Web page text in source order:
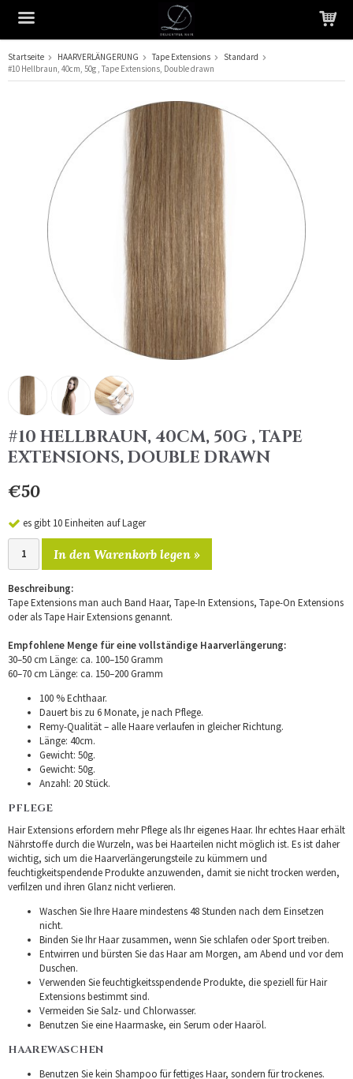
Das Produkt wurde in Ihren Warenkorb gelegt
Startseite HAARVERLÄNGERUNG Tape Extensions
Standard
#10 Hellbraun, 40cm, 50g , Tape Extensions, Double drawn
#10 HELLBRAUN, 40CM, 50G , TAPE
EXTENSIONS, DOUBLE DRAWN
€50
es gibt 10 Einheiten auf Lager
In den Warenkorb legen »
Beschreibung:
Tape Extensions man auch Band Haar, Tape-In Extensions, Tape-On Extensions
oder als Tape Hair Extensions genannt.
Empfohlene Menge für eine vollständige Haarverlängerung:
30–50 cm Länge: ca. 100–150 Gramm
60–70 cm Länge: ca. 150–200 Gramm
100 % Echthaar.
Dauert bis zu 6 Monate, je nach Pflege.
Remy-Qualität – alle Haare verlaufen in gleicher Richtung.
Länge: 40cm.
Gewicht: 50g.
Gewicht: 50g.
Anzahl: 20 Stück.
PFLEGE
Hair Extensions erfordern mehr Pflege als Ihr eigenes Haar. Ihr echtes Haar erhält
Nährstoffe durch die Wurzeln, was bei Haarteilen nicht möglich ist. Es ist daher
wichtig, sich um die Haarverlängerungsteile zu kümmern und
feuchtigkeitspendende Produkte anzuwenden, damit sie nicht trocken werden,
verfilzen und ihren Glanz nicht verlieren.
Waschen Sie Ihre Haare mindestens 48 Stunden nach dem Einsetzen
nicht.
Binden Sie Ihr Haar zusammen, wenn Sie schlafen oder Sport treiben.
Entwirren und bürsten Sie das Haar am Morgen, am Abend und vor dem
Duschen.
Verwenden Sie feuchtigkeitsspendende Produkte, die speziell für Hair
Extensions bestimmt sind.
Vermeiden Sie Salz- und Chlorwasser.
Benutzen Sie eine Haarmaske, ein Serum oder Haaröl.
HAAREWASCHEN
Benutzen Sie kein Shampoo für fettiges Haar, sondern für trockenes.